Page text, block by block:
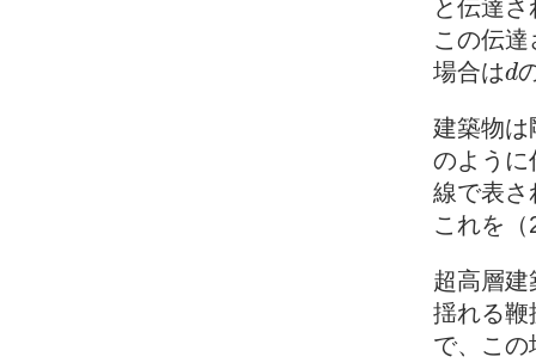
と伝達
この伝
場合はd
d
建築物は
のように
線で表さ
これを
超高層
揺れる鞭
で、こ